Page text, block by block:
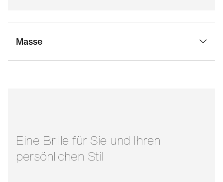
Masse
Eine Brille für Sie und Ihren
persönlichen Stil